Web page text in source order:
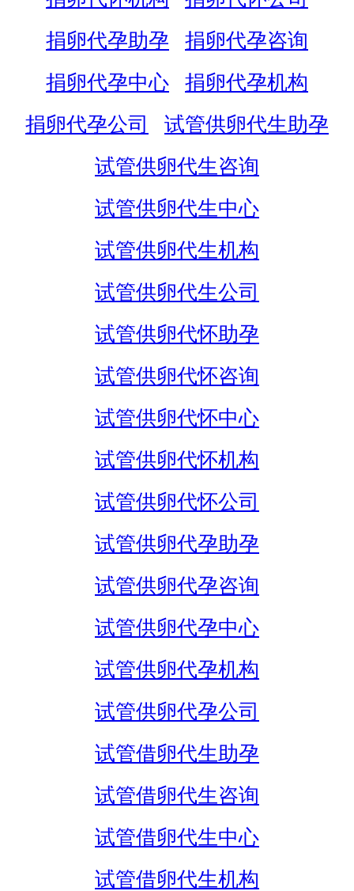
捐卵代孕助孕
捐卵代孕咨询
捐卵代孕中心
捐卵代孕机构
捐卵代孕公司
试管供卵代生助孕
试管供卵代生咨询
试管供卵代生中心
试管供卵代生机构
试管供卵代生公司
试管供卵代怀助孕
试管供卵代怀咨询
试管供卵代怀中心
试管供卵代怀机构
试管供卵代怀公司
试管供卵代孕助孕
试管供卵代孕咨询
试管供卵代孕中心
试管供卵代孕机构
试管供卵代孕公司
试管借卵代生助孕
试管借卵代生咨询
试管借卵代生中心
试管借卵代生机构